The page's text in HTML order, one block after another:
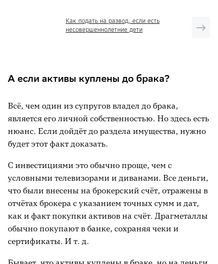
Как подать на развод, если есть
несовершеннолетние дети
А если активы куплены до брака?
Всё, чем один из супругов владел до брака,
является его личной собственностью. Но здесь есть
нюанс. Если дойдёт до раздела имущества, нужно
будет этот факт доказать.
С инвестициями это обычно проще, чем с
условными телевизорами и диванами. Все деньги,
что были внесены на брокерский счёт, отражены в
отчётах брокера с указанием точных сумм и дат,
как и факт покупки активов на счёт. Драгметаллы
обычно покупают в банке, сохраняя чеки и
сертификаты. И т. д.